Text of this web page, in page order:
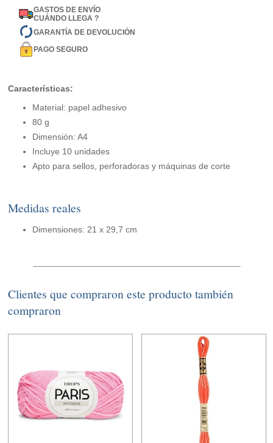
GASTOS DE ENVÍO
CUÁNDO LLEGA ?
GARANTÍA DE DEVOLUCIÓN
PAGO SEGURO
Características:
Material: papel adhesivo
80 g
Dimensión: A4
Incluye 10 unidades
Apto para sellos, perforadoras y máquinas de corte
Medidas reales
Dimensiones: 21 x 29,7 cm
Clientes que compraron este producto también
compraron